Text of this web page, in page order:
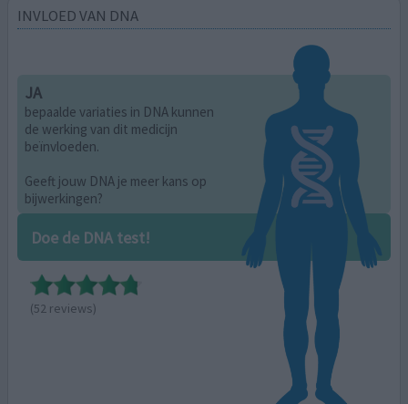
INVLOED VAN DNA
JA
bepaalde variaties in DNA kunnen
de werking van dit medicijn
beïnvloeden.
Geeft jouw DNA je meer kans op
bijwerkingen?
Doe de DNA test!
(52 reviews)